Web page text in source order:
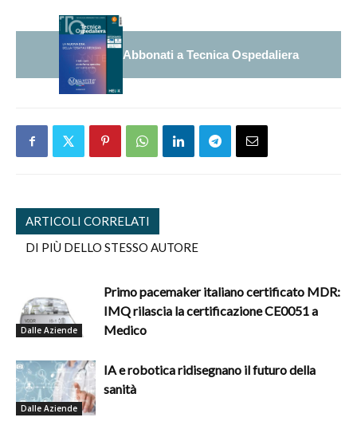
Abbonati a Tecnica Ospedaliera
ARTICOLI CORRELATI
DI PIÙ DELLO STESSO AUTORE
Dalle Aziende
Primo pacemaker italiano certificato MDR:
IMQ rilascia la certificazione CE0051 a
Medico
Dalle Aziende
IA e robotica ridisegnano il futuro della
sanità